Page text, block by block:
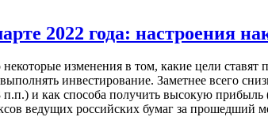
2022 года: настроения
изменения в том, какие цели
инвестирование. Заметнее всего
и как способа получить высокую
ведущих российских бумаг за прошедший